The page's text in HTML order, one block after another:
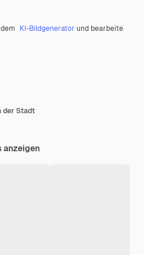
KI-Bildgenerator und bearbeite
der Stadt
anzeigen